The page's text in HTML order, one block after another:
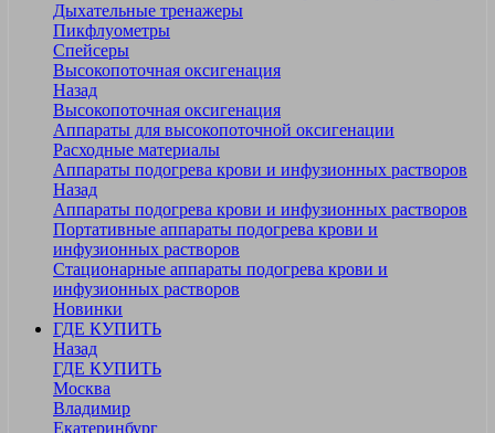
Дыхательные тренажеры
Пикфлуометры
Спейсеры
Высокопоточная оксигенация
Назад
Высокопоточная оксигенация
Аппараты для высокопоточной оксигенации
Расходные материалы
Аппараты подогрева крови и инфузионных растворов
Назад
Аппараты подогрева крови и инфузионных растворов
Портативные аппараты подогрева крови и
инфузионных растворов
Стационарные аппараты подогрева крови и
инфузионных растворов
Новинки
ГДЕ КУПИТЬ
Назад
ГДЕ КУПИТЬ
Москва
Владимир
Екатеринбург